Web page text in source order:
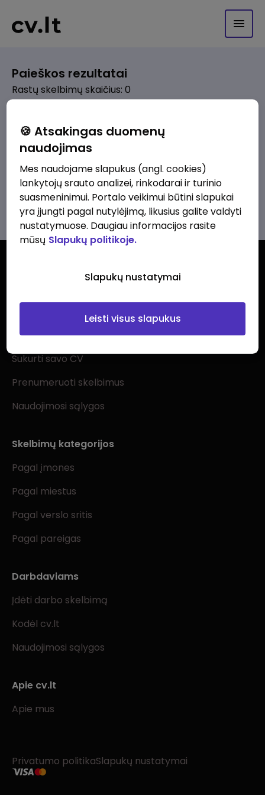
Paieškos rezultatai
Rastų skelbimų skaičius: 0
Pagal pasirinktus kriterijus skelbimų
nerasta. Pakoreguokite paiešką ir
bandykite dar kartą.
Žiūrėti visus skelbimus
Ieškantiems darbo
Visi darbo skelbimai
Sukurti savo CV
Prenumeruoti skelbimus
Naudojimosi sąlygos
Skelbimų kategorijos
Pagal įmones
Pagal miestus
Pagal verslo sritis
Pagal pareigas
Darbdaviams
Įdėti darbo skelbimą
Kodėl cv.lt
Naudojimosi sąlygos
Apie cv.lt
Apie mus
Privatumo politikaSlapukų nustatymai
🍪 Atsakingas duomenų
naudojimas
Mes naudojame slapukus (angl. cookies)
lankytojų srauto analizei, rinkodarai ir turinio
suasmeninimui. Portalo veikimui būtini slapukai
yra įjungti pagal nutylėjimą, likusius galite valdyti
nustatymuose. Daugiau informacijos rasite
mūsų Slapukų politikoje.
Slapukų nustatymai
Leisti visus slapukus